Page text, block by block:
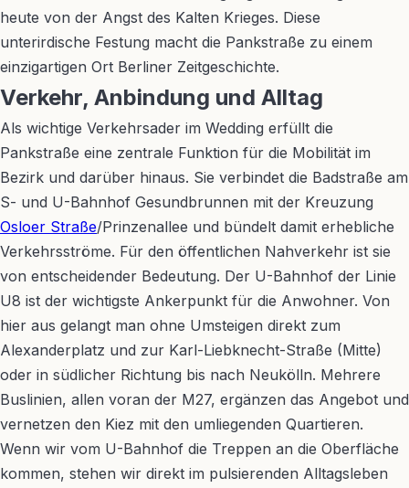
heute von der Angst des Kalten Krieges. Diese
unterirdische Festung macht die Pankstraße zu einem
einzigartigen Ort Berliner Zeitgeschichte.
Verkehr, Anbindung und Alltag
Als wichtige Verkehrsader im Wedding erfüllt die
Pankstraße eine zentrale Funktion für die Mobilität im
Bezirk und darüber hinaus. Sie verbindet die Badstraße am
S- und U-Bahnhof Gesundbrunnen mit der Kreuzung
Osloer Straße/Prinzenallee und bündelt damit erhebliche
Verkehrsströme. Für den öffentlichen Nahverkehr ist sie
von entscheidender Bedeutung. Der U-Bahnhof der Linie
U8 ist der wichtigste Ankerpunkt für die Anwohner. Von
hier aus gelangt man ohne Umsteigen direkt zum
Alexanderplatz und zur Karl-Liebknecht-Straße (Mitte)
oder in südlicher Richtung bis nach Neukölln. Mehrere
Buslinien, allen voran der M27, ergänzen das Angebot und
vernetzen den Kiez mit den umliegenden Quartieren.
Wenn wir vom U-Bahnhof die Treppen an die Oberfläche
kommen, stehen wir direkt im pulsierenden Alltagsleben